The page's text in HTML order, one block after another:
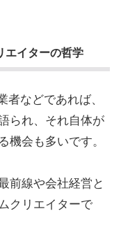
エイターの哲学
などであれば、
られ、それ自体が
機会も多いです。
前線や会社経営と
クリエイターで